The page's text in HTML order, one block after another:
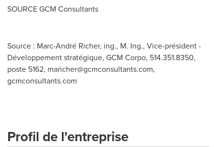
SOURCE GCM Consultants
Source : Marc-André Richer, ing., M. Ing., Vice-président -
Développement stratégique, GCM Corpo, 514.351.8350,
poste 5162, maricher@gcmconsultants.com,
gcmconsultants.com
Profil de l'entreprise